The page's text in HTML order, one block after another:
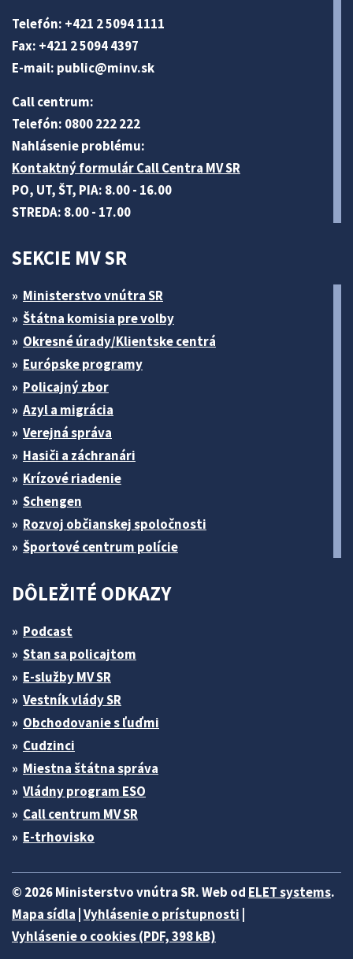
Telefón: +421 2 5094 1111
Fax: +421 2 5094 4397
E-mail: public@minv.sk
Call centrum:
Telefón: 0800 222 222
Nahlásenie problému:
Kontaktný formulár Call Centra MV SR
PO, UT, ŠT, PIA: 8.00 - 16.00
STREDA: 8.00 - 17.00
SEKCIE MV SR
Ministerstvo vnútra SR
Štátna komisia pre volby
Okresné úrady/Klientske centrá
Európske programy
Policajný zbor
Azyl a migrácia
Verejná správa
Hasiči a záchranári
Krízové riadenie
Schengen
Rozvoj občianskej spoločnosti
Športové centrum polície
DÔLEŽITÉ ODKAZY
Podcast
Stan sa policajtom
E-služby MV SR
Vestník vlády SR
Obchodovanie s ľuďmi
Cudzinci
Miestna štátna správa
Vládny program ESO
Call centrum MV SR
E-trhovisko
© 2026 Ministerstvo vnútra SR. Web od ELET systems.
Mapa sídla Vyhlásenie o prístupnosti
Vyhlásenie o cookies (PDF, 398 kB)